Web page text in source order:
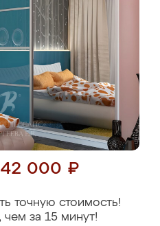
000 ₽
точную стоимость!
за 15 минут!